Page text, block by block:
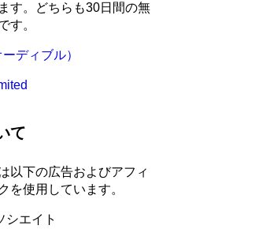
す。どちらも30日間の無
す。
ディブル）
て
以下の広告およびアフィ
を使用しています。
シエイト